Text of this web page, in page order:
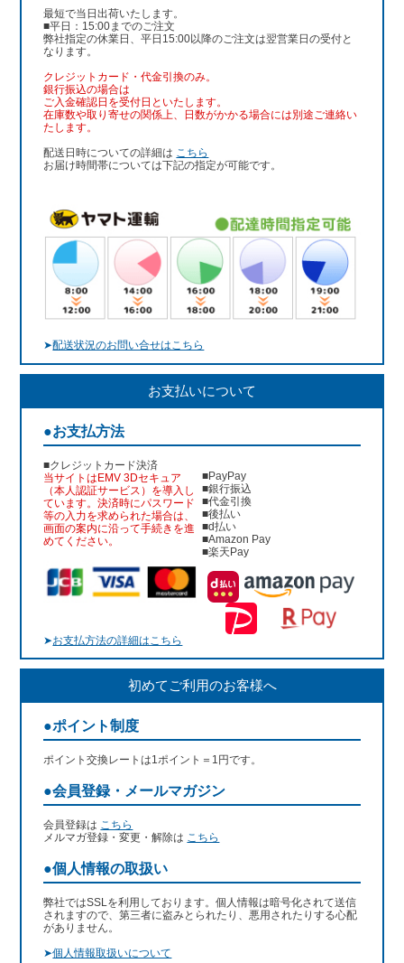
最短で当日出荷いたします。
■平日：15:00までのご注文
弊社指定の休業日、平日15:00以降のご注文は翌営業日の受付と
なります。
クレジットカード・代金引換のみ。
銀行振込の場合は
ご入金確認日を受付日といたします。
在庫数や取り寄せの関係上、日数がかかる場合には別途ご連絡い
たします。
配送日時についての詳細は こちら
お届け時間帯については下記の指定が可能です。
➤配送状況のお問い合せはこちら
お支払いについて
●お支払方法
■クレジットカード決済
当サイトはEMV 3Dセキュア
（本人認証サービス）を導入し
ています。決済時にパスワード
等の入力を求められた場合は、
画面の案内に沿って手続きを進
めてください。
■PayPay
■銀行振込
■代金引換
■後払い
■d払い
■Amazon Pay
■楽天Pay
➤お支払方法の詳細はこちら
初めてご利用のお客様へ
●ポイント制度
ポイント交換レートは1ポイント＝1円です。
●会員登録・メールマガジン
会員登録は こちら
メルマガ登録・変更・解除は こちら
●個人情報の取扱い
弊社ではSSLを利用しております。個人情報は暗号化されて送信
されますので、第三者に盗みとられたり、悪用されたりする心配
がありません。
➤個人情報取扱いについて